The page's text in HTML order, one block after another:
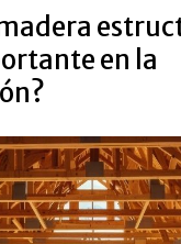
en la